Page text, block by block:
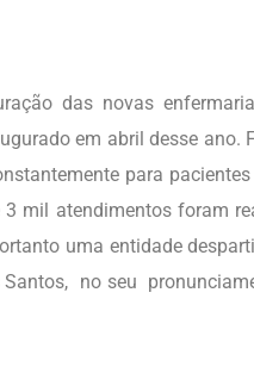
das novas
em abril desse ano.
para
mil atendimentos foram
uma entidade
no seu